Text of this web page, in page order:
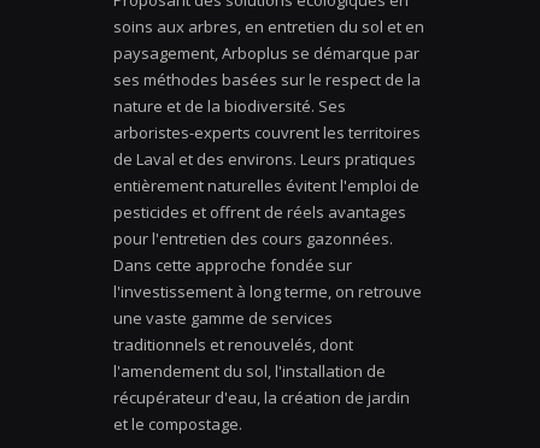
soins aux arbres, en entretien du sol et en
paysagement, Arboplus se démarque par
ses méthodes basées sur le respect de la
nature et de la biodiversité. Ses
arboristes-experts couvrent les territoires
de Laval et des environs. Leurs pratiques
entièrement naturelles évitent l'emploi de
pesticides et offrent de réels avantages
pour l'entretien des cours gazonnées.
Dans cette approche fondée sur
l'investissement à long terme, on retrouve
une vaste gamme de services
traditionnels et renouvelés, dont
l'amendement du sol, l'installation de
récupérateur d'eau, la création de jardin
et le compostage.